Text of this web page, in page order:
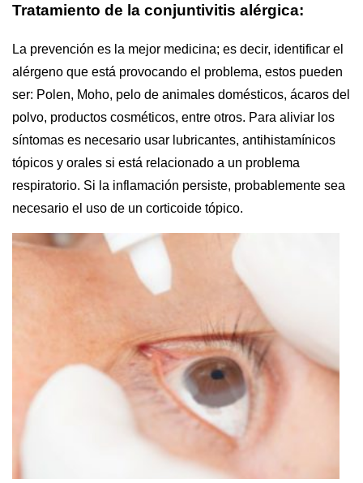
Tratamiento de la conjuntivitis alérgica:
La prevención es la mejor medicina; es decir, identificar el
alérgeno que está provocando el problema, estos pueden
ser: Polen, Moho, pelo de animales domésticos, ácaros del
polvo, productos cosméticos, entre otros. Para aliviar los
síntomas es necesario usar lubricantes, antihistamínicos
tópicos y orales si está relacionado a un problema
respiratorio. Si la inflamación persiste, probablemente sea
necesario el uso de un corticoide tópico.